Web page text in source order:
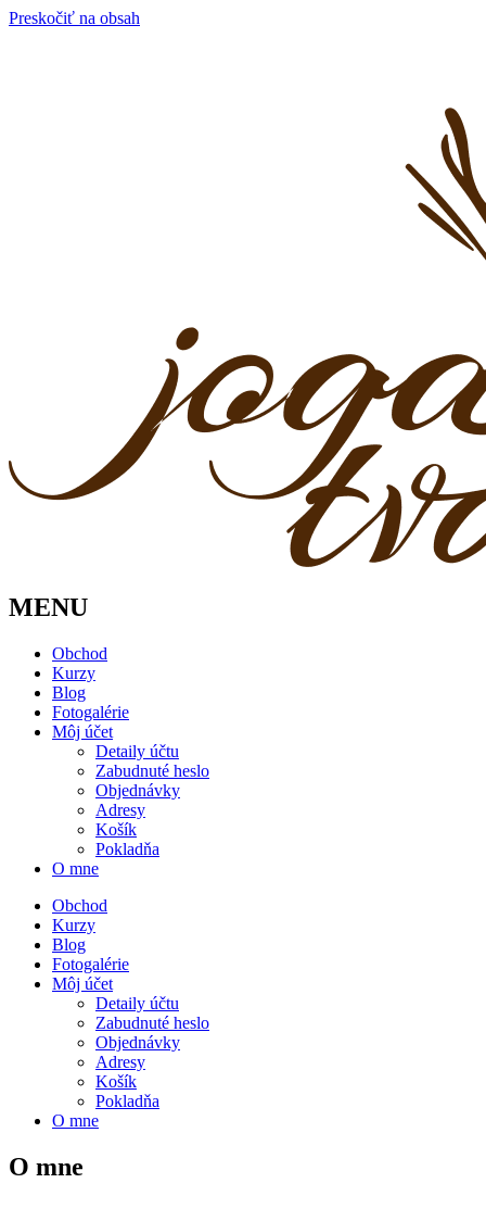
Preskočiť na obsah
MENU
Obchod
Kurzy
Blog
Fotogalérie
Môj účet
Detaily účtu
Zabudnuté heslo
Objednávky
Adresy
Košík
Pokladňa
O mne
Obchod
Kurzy
Blog
Fotogalérie
Môj účet
Detaily účtu
Zabudnuté heslo
Objednávky
Adresy
Košík
Pokladňa
O mne
O mne